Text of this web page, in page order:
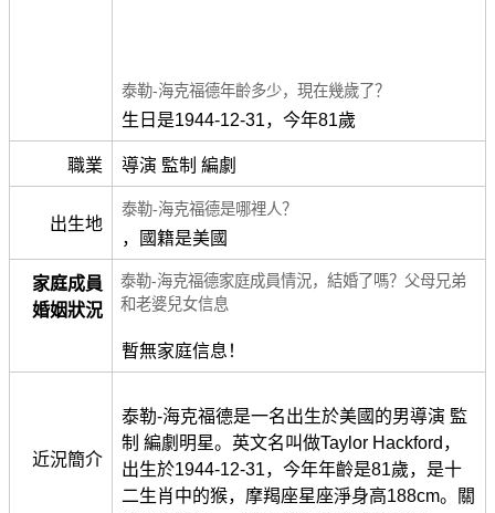
泰勒-海克福德年齡多少，現在幾歲了？
生日是1944-12-31，今年81歲
職業 導演 監制 編劇
出生地
泰勒-海克福德是哪裡人？
，國籍是美國
家庭成員
婚姻狀況
泰勒-海克福德家庭成員情況，結婚了嗎？父母兄弟
和老婆兒女信息
暫無家庭信息！
近況簡介
泰勒-海克福德是一名出生於美國的男導演 監
制 編劇明星。英文名叫做Taylor Hackford，
出生於1944-12-31，今年年齡是81歲，是十
二生肖中的猴，摩羯座星座淨身高188cm。關